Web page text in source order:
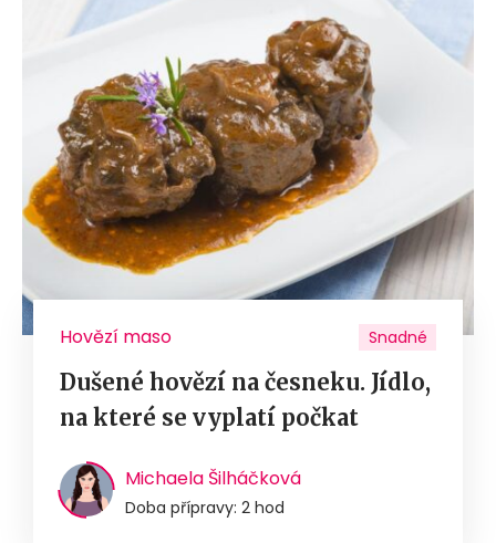
Hovězí maso Snadné
Dušené hovězí na česneku. Jídlo,
na které se vyplatí počkat
Michaela Šilháčková
Doba přípravy: 2 hod